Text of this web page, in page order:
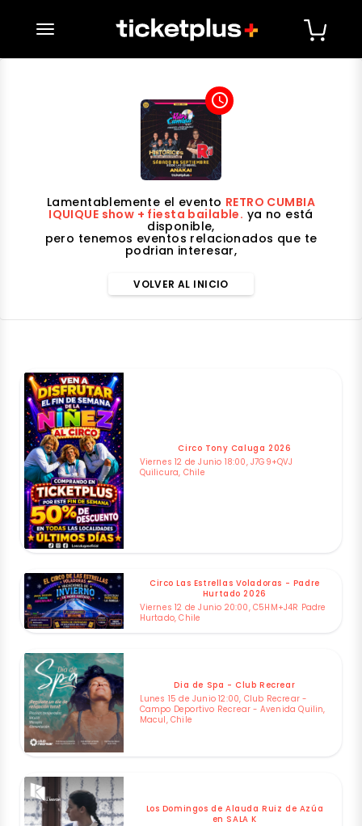
desplegar navegación
access_time
Lamentablemente el evento RETRO CUMBIA
IQUIQUE show + fiesta bailable. ya no está
disponible,
pero tenemos eventos relacionados que te
podrian interesar,
VOLVER AL INICIO
Circo Tony Caluga 2026
Viernes 12 de Junio 18:00, J7G9+QVJ
Quilicura, Chile
Circo Las Estrellas Voladoras - Padre
Hurtado 2026
Viernes 12 de Junio 20:00, C5HM+J4R Padre
Hurtado, Chile
Dia de Spa - Club Recrear
Lunes 15 de Junio 12:00, Club Recrear -
Campo Deportivo Recrear - Avenida Quilin,
Macul, Chile
Los Domingos de Alauda Ruiz de Azúa
en SALA K